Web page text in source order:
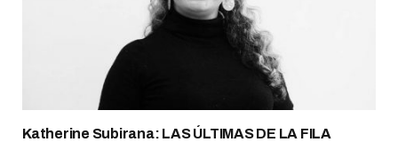
Katherine Subirana: LAS ÚLTIMAS DE LA FILA